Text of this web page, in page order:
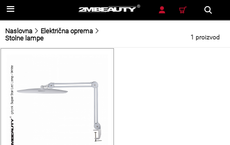
TRAŽENJE
Naslovna
Električna oprema
Stolne lampe
1 proizvod